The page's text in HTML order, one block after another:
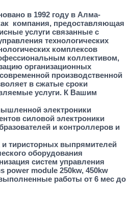
в 1992 году в Алма-
компания, предоставляющая
услуги связанные с
технологических
комплексов
коллективом,
организационных
производственной
в сжатые сроки
услуги. К Вашим
электроники
силовой электроники
и контроллеров и
тиристорных выпрямителей
оборудования
систем управления
power module 250kw, 450kw
работы от 6 мес до